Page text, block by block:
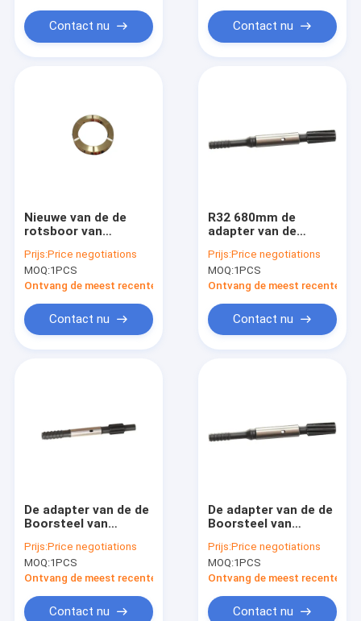
Contact nu Contact nu
Nieuwe van de de
rotsboor van
toebehorenring
NO.86220241
Prijs:Price negotiations
MOQ:1PCS
Ontvang de meest recente Prijs
Contact nu
R32 680mm de
adapter van de
rotsboor 90516399
van Atlascopco
COP1240/COP1640
Prijs:Price negotiations
MOQ:1PCS
Ontvang de meest recente
Contact nu
De adapter van de de
Boorsteel van
voor Atlas Copco
COP1036/1038/1238
nr
Prijs:Price negotiations
MOQ:1PCS
Ontvang de meest recente Prijs
Contact nu
De adapter van de de
Boorsteel van
Atlas Copco
COP1240 nr
90515834/90516125
Prijs:Price negotiations
MOQ:1PCS
Ontvang de meest recente
Contact nu